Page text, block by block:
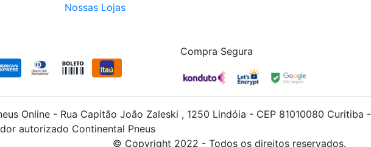
Nossas Lojas
Compra Segura
Online - Rua Capitão João Zaleski , 1250 Lindóia - CEP 81010080 Curitiba
autorizado Continental Pneus
© Copyright 2022 - Todos os direitos reservados.